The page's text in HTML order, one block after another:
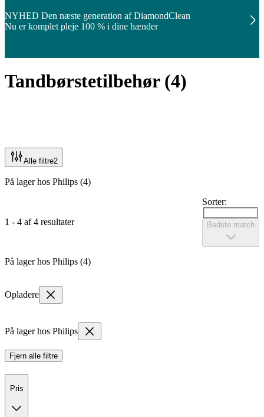
NYHED Den næste generation af DiamondClean
Nu er komplet pleje 100 % i dine hænder
Tandbørstetilbehør(4)
Alle filtre2
På lager hos Philips (4)
1 - 4 af 4 resultater
Sorter:
Bedste match
På lager hos Philips (4)
Opladere
På lager hos Philips
Fjern alle filtre
Pris